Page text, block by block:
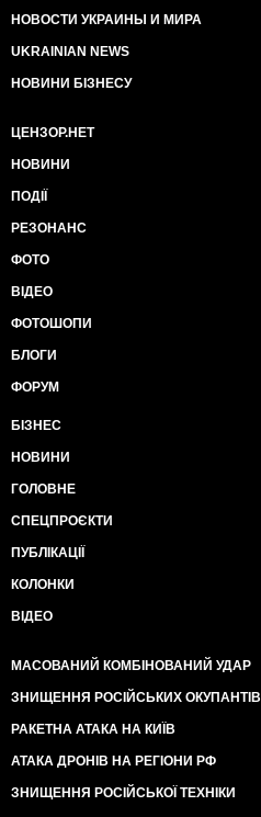
НОВОСТИ УКРАИНЫ И МИРА
UKRAINIAN NEWS
НОВИНИ БІЗНЕСУ
ЦЕНЗОР.НЕТ
НОВИНИ
ПОДІЇ
РЕЗОНАНС
ФОТО
ВІДЕО
ФОТОШОПИ
БЛОГИ
ФОРУМ
БІЗНЕС
НОВИНИ
ГОЛОВНЕ
СПЕЦПРОЄКТИ
ПУБЛІКАЦІЇ
КОЛОНКИ
ВІДЕО
МАСОВАНИЙ КОМБІНОВАНИЙ УДАР
ЗНИЩЕННЯ РОСІЙСЬКИХ ОКУПАНТІВ
РАКЕТНА АТАКА НА КИЇВ
АТАКА ДРОНІВ НА РЕГІОНИ РФ
ЗНИЩЕННЯ РОСІЙСЬКОЇ ТЕХНІКИ